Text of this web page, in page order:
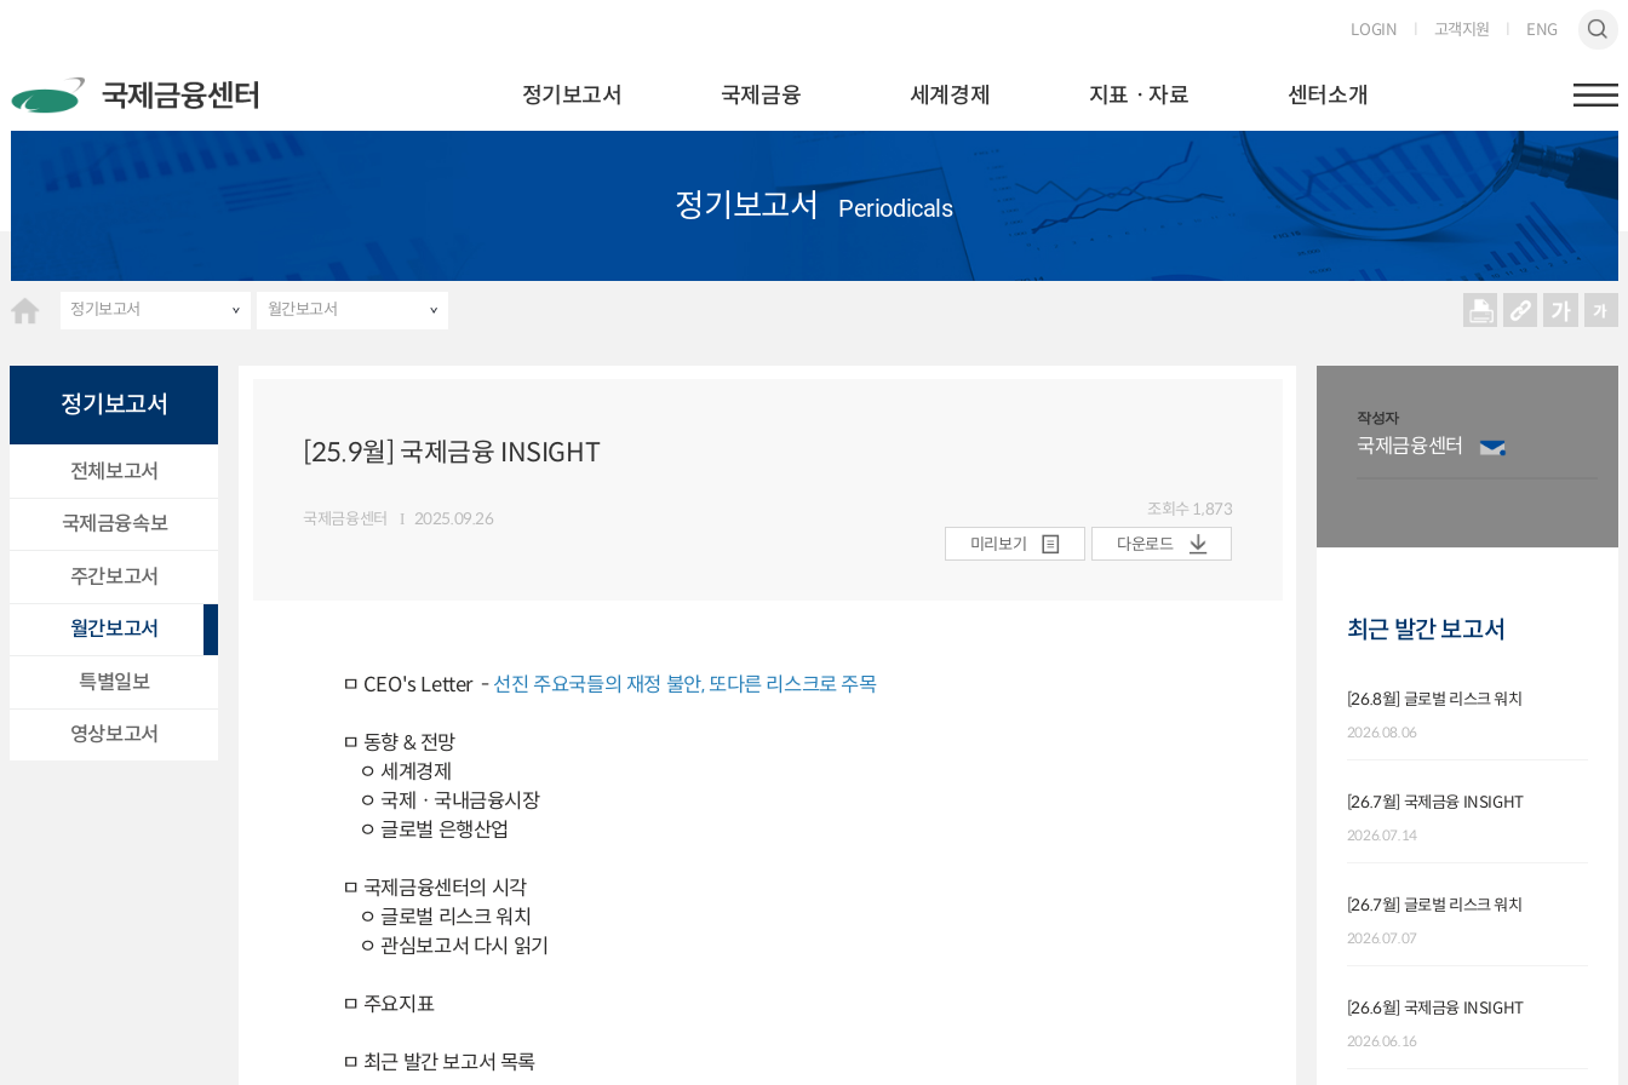
LOGIN 고객지원 ENG
정기보고서 국제금융 세계경제 지표ㆍ자료 센터소개
정기보고서 Periodicals
정기보고서 월간보고서
정기보고서
전체보고서
국제금융속보
주간보고서
월간보고서
특별일보
영상보고서
[25.9월] 국제금융 INSIGHT
국제금융센터 2025.09.26 조회수 1,873
미리보기
다운로드
ㅁ CEO's Letter -선진 주요국들의 재정 불안, 또다른 리스크로 주목
ㅁ 동향 & 전망
ㅇ 세계경제
ㅇ 국제ㆍ국내금융시장
ㅇ 글로벌 은행산업
ㅁ 국제금융센터의 시각
ㅇ 글로벌 리스크 워치
ㅇ 관심보고서 다시 읽기
ㅁ 주요지표
ㅁ 최근 발간 보고서 목록
작성자
국제금융센터
최근 발간 보고서
[26.8월] 글로벌 리스크 워치
2026.08.06
[26.7월] 국제금융 INSIGHT
2026.07.14
[26.7월] 글로벌 리스크 워치
2026.07.07
[26.6월] 국제금융 INSIGHT
2026.06.16